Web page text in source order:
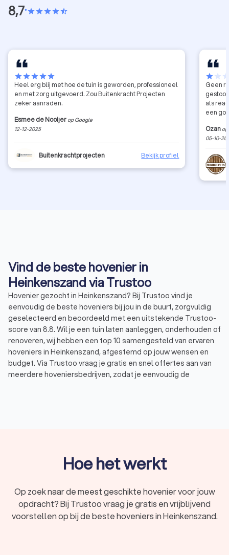
8,7•starstarstarstarstar_half
starstarstarstarstar
Heel erg blij met hoe de tuin is geworden, professioneel
en met zorg uitgevoerd. Zou Buitenkracht Projecten
zeker aanraden.
Esmee de Nooijer op Google
12-12-2025
Buitenkrachtprojecten Bekijk profiel
starstar
Geen
als
een
Ozan
05-10-
Vind de beste hovenier in
Heinkenszand via Trustoo
Hovenier gezocht in Heinkenszand? Bij Trustoo vind je
eenvoudig de beste hoveniers bij jou in de buurt, zorgvuldig
geselecteerd en beoordeeld met een uitstekende Trustoo-
score van 8.8. Wil je een tuin laten aanleggen, onderhouden of
renoveren, wij hebben een top 10 samengesteld van ervaren
hoveniers in Heinkenszand, afgestemd op jouw wensen en
budget. Via Trustoo vraag je gratis en snel offertes aan van
meerdere hoveniersbedrijven, zodat je eenvoudig de
Een hovenier in Heinkenszand is gespecialiseerd in het
aanleggen, onderhouden en renoveren van tuinen. Dit
verzorgen. Hoveniers bieden verschillende diensten aan,
waaronder:
Tuinontwerp:een goed tuinontwerp is belangrijk voor
een mooie en functionele tuin. Hoveniers maken vaak
Hoe het werkt
Op zoek naar de meest geschikte hovenier voor jouw
opdracht? Bij Trustoo vraag je gratis en vrijblijvend
voorstellen op bij de beste hoveniers in Heinkenszand.